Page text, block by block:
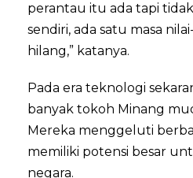
perantau itu ada tapi
sendiri, ada satu masa
hilang,” katanya.
Pada era teknologi
banyak tokoh Minang
Mereka menggeluti
memiliki potensi besar
negara.